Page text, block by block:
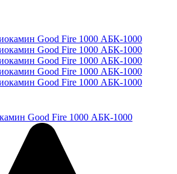
Good Fire 1000 АБК-1000